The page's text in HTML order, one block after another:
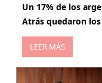
Un 17% de los
Atrás quedaron
LEER MÁS